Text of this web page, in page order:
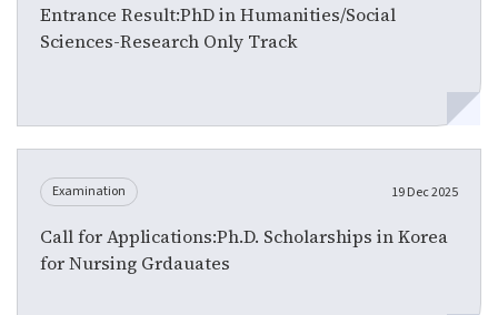
Entrance Result:PhD in Humanities/Social
Sciences-Research Only Track
Examination 19 Dec 2025
Call for Applications:Ph.D. Scholarships in Korea
for Nursing Grdauates